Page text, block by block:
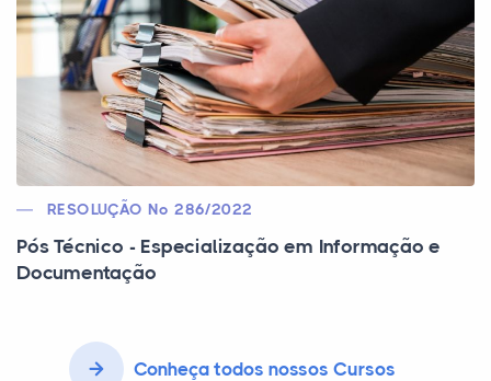
RESOLUÇÃO Nº 286/2022
Pós Técnico - Especialização em Informação e
Documentação
Conheça todos nossos Cursos